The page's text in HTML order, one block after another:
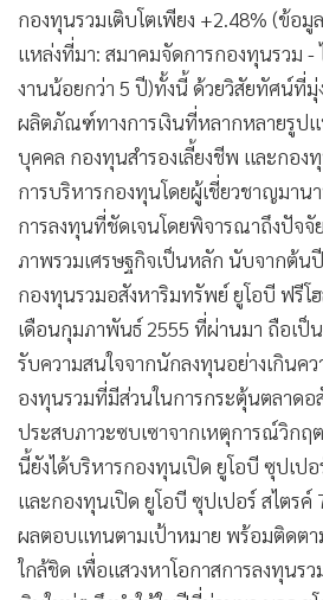
News1
• Gotomanager
กองทุนรวมเติบโตเพียง +2.48% (ข้อ
แหล่งที่มา: สมาคมจัดการกองทุนรวม
งานน้อยกว่า 5 ปี)ทั้งนี้ ด้วยวิสัยทัศน์ที่มุ่
ผลิตภัณฑ์ทางการเงินที่หลากหลายรูป
บุคคล กองทุนสำรองเลี้ยงชีพ และกอง
การบริหารกองทุนโดยผู้เชี่ยวชาญมาน
การลงทุนที่ชัดเจนโดยพิจารณาถึงปัจ
ภาพรวมเศรษฐกิจเป็นหลัก นับจากต้นปี
กองทุนรวมอสังหาริมทรัพย์ ยูโอบี ฟรีโ
เดือนกุมภาพันธ์ 2555 ที่ผ่านมา ถือเป็
รับความสนใจจากนักลงทุนอย่างเกินค
องทุนรวมที่มีส่วนในการกระตุ้นตลาด
ประสบภาวะซบเซาจากเหตุการณ์วิก
นี้ยังได้บริหารกองทุนเปิด ยูโอบี ซุปเปอ
และกองทุนเปิด ยูโอบี ซุปเปอร์ สไตรค์
ผลตอบแทนตามเป้าหมาย พร้อมติดต
ใกล้ชิด เพื่อแสวงหาโอกาสการลงทุนร